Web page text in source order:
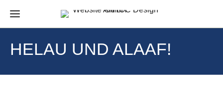
HELAU UND ALAAF!